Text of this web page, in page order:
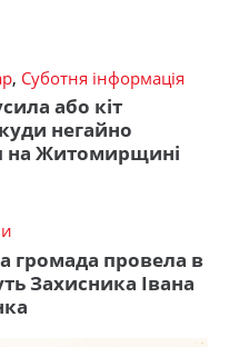
, Суботня інформація
або кіт
негайно
на Житомирщині
громада провела в
Захисника Івана